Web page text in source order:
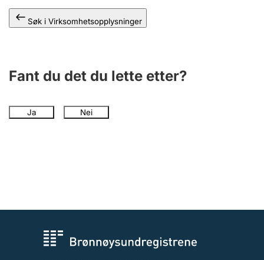
Søk i Virksomhetsopplysninger
Fant du det du lette etter?
Ja Nei